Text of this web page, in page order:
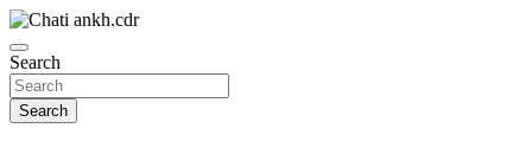
Skip
to
content
Chatiankh
News Paper
Search
Search